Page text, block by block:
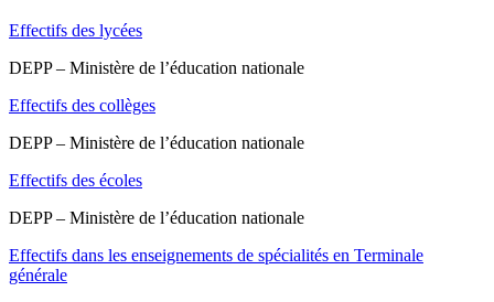
Effectifs des lycées
DEPP – Ministère de l’éducation nationale
Effectifs des collèges
DEPP – Ministère de l’éducation nationale
Effectifs des écoles
DEPP – Ministère de l’éducation nationale
Effectifs dans les enseignements de spécialités en Terminale
générale